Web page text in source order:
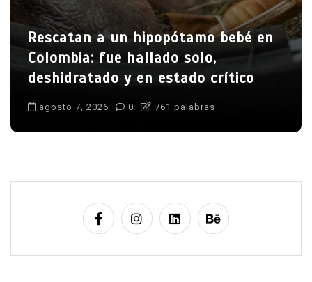
Rescatan a un hipopótamo bebé en
Colombia: fue hallado solo,
deshidratado y en estado crítico
agosto 7, 2026 0 761 palabras